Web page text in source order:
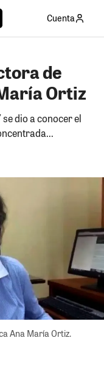
Cuenta
de
Ortiz
dio a conocer el
Ana María Ortiz.